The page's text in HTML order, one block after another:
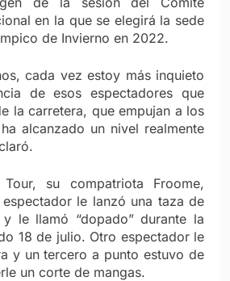
en la que se elegirá la sede
de Invierno en 2022.
cada vez estoy más inquieto
de esos espectadores que
la carretera, que empujan a los
alcanzado un nivel realmente
su compatriota Froome,
le lanzó una taza de
le llamó “dopado” durante la
18 de julio. Otro espectador le
y un tercero a punto estuvo de
un corte de mangas.